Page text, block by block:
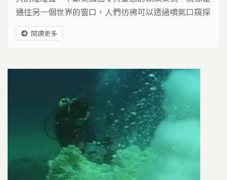
通往另一個世界的窗口，人們彷彿可以透過噴氣口窺探
陽明山火山地形的生命歷程。陽明山是台灣唯一以火山
景觀成立的國家公園，其完整性就算與中國大陸相比，
息了二十萬年，但是存留下來的豐富景觀，卻是我們了
閱讀更多